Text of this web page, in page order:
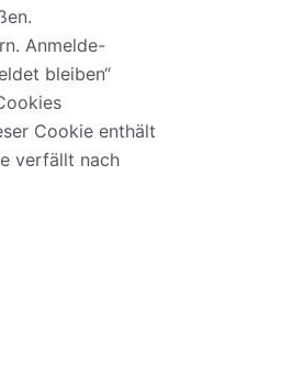
Anmelde-
bleiben“
Cookie enthält
verfällt nach